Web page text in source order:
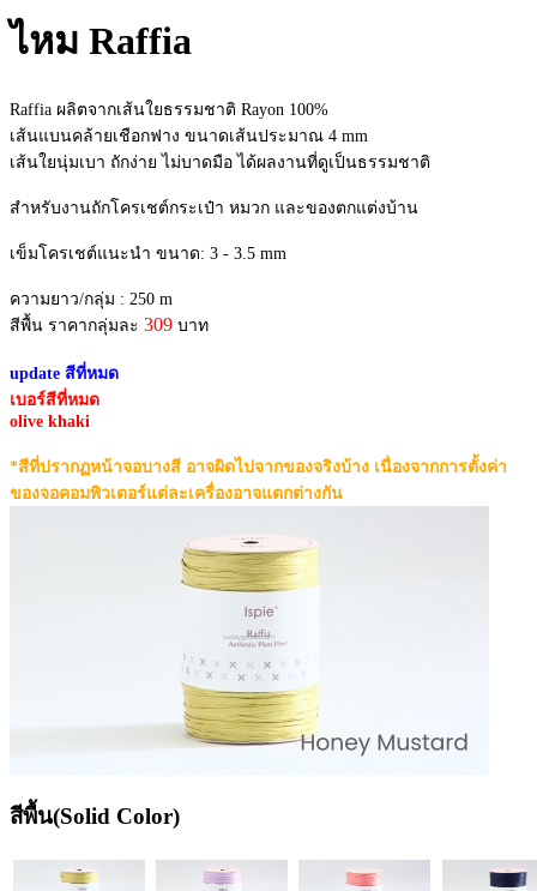
ไหม Raffia
Raffia ผลิตจากเส้นใยธรรมชาติ Rayon 100%
เส้นแบนคล้ายเชือกฟาง ขนาดเส้นประมาณ 4 mm
เส้นใยนุ่มเบา ถักง่าย ไม่บาดมือ ได้ผลงานที่ดูเป็นธรรมชาติ
สำหรับงานถักโครเชต์กระเป๋า หมวก และของตกแต่งบ้าน
เข็มโครเชต์แนะนำ ขนาด: 3 - 3.5 mm
ความยาว/กลุ่ม : 250 m
สีพื้น ราคากลุ่มละ 309 บาท
update สีที่หมด
เบอร์สีที่หมด
olive khaki
*สีที่ปรากฏหน้าจอบางสี อาจผิดไปจากของจริงบ้าง เนื่องจากการตั้งค่า
ของจอคอมพิวเตอร์แต่ละเครื่องอาจแตกต่างกัน
สีพื้น(Solid Color)